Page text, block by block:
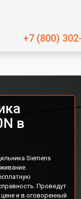
+7 (800)
в
Siemens
Проведут
и в оговоренный